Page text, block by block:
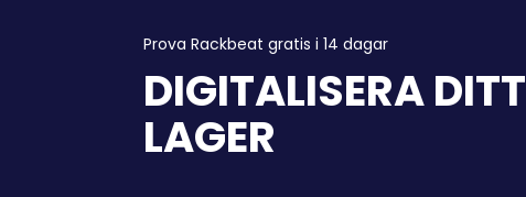
Prova Rackbeat gratis i 14 dagar
DIGITALISERA DITT
LAGER